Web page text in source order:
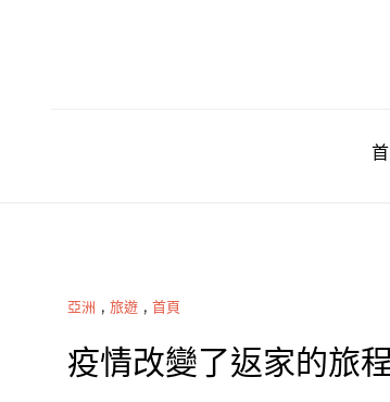
亞洲 , 旅遊 , 首頁
疫情改變了返家的旅